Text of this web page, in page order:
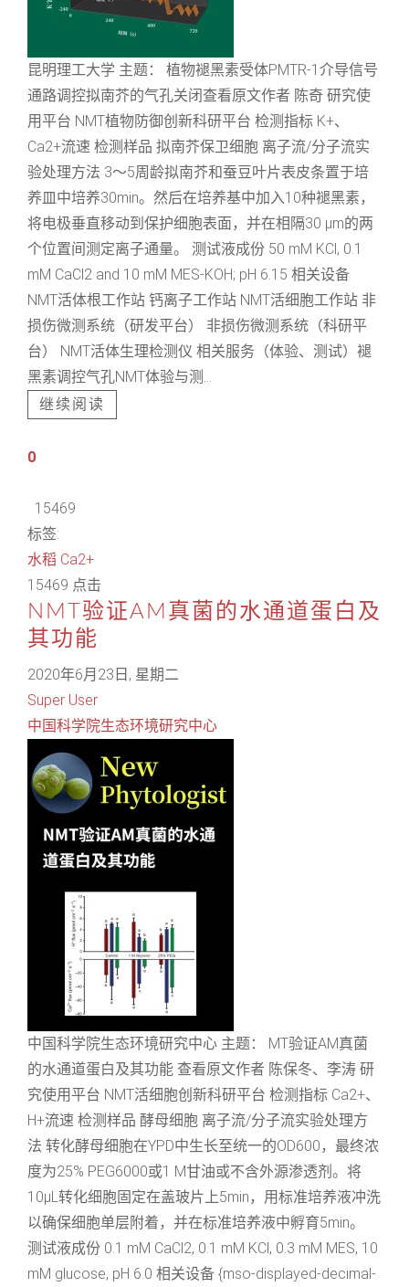
昆明理工大学 主题： 植物褪黑素受体PMTR-1介导信号
通路调控拟南芥的气孔关闭查看原文作者 陈奇 研究使
用平台 NMT植物防御创新科研平台 检测指标 K+、
Ca2+流速 检测样品 拟南芥保卫细胞 离子流/分子流实
验处理方法 3～5周龄拟南芥和蚕豆叶片表皮条置于培
养皿中培养30min。然后在培养基中加入10种褪黑素，
将电极垂直移动到保护细胞表面，并在相隔30 μm的两
个位置间测定离子通量。 测试液成份 50 mM KCl, 0.1
mM CaCl2 and 10 mM MES-KOH; pH 6.15 相关设备
NMT活体根工作站 钙离子工作站 NMT活细胞工作站 非
损伤微测系统（研发平台） 非损伤微测系统（科研平
台） NMT活体生理检测仪 相关服务（体验、测试）褪
黑素调控气孔NMT体验与测...
继续阅读
0
15469
标签:
水稻 Ca2+
15469 点击
NMT验证AM真菌的水通道蛋白及
其功能
2020年6月23日, 星期二
Super User
中国科学院生态环境研究中心
中国科学院生态环境研究中心 主题： MT验证AM真菌
的水通道蛋白及其功能 查看原文作者 陈保冬、李涛 研
究使用平台 NMT活细胞创新科研平台 检测指标 Ca2+、
H+流速 检测样品 酵母细胞 离子流/分子流实验处理方
法 转化酵母细胞在YPD中生长至统一的OD600，最终浓
度为25% PEG6000或1 M甘油或不含外源渗透剂。将
10μL转化细胞固定在盖玻片上5min，用标准培养液冲洗
以确保细胞单层附着，并在标准培养液中孵育5min。
测试液成份 0.1 mM CaCl2, 0.1 mM KCl, 0.3 mM MES, 10
mM glucose, pH 6.0 相关设备 {mso-displayed-decimal-